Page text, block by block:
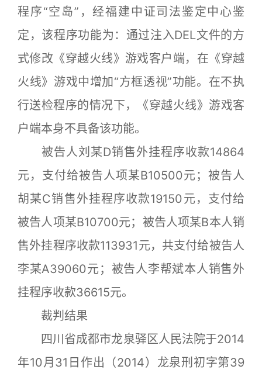
程序“空岛”，经福建中证司法鉴定中心鉴
定，该程序功能为：通过注入DEL文件的方
式修改《穿越火线》游戏客户端，在《穿越
火线》游戏中增加“方框透视”功能。在不执
行送检程序的情况下，《穿越火线》游戏客
户端本身不具备该功能。
被告人刘某D销售外挂程序收款14864
元，支付给被告人项某B10500元；被告人
胡某C销售外挂程序收款19150元，支付给
被告人项某B10700元；被告人项某B本人销
售外挂程序收款113931元，共支付给被告人
李某A39060元；被告人李帮斌本人销售外
挂程序收款36615元。
裁判结果
四川省成都市龙泉驿区人民法院于2014
年10月31日作出（2014）龙泉刑初字第39